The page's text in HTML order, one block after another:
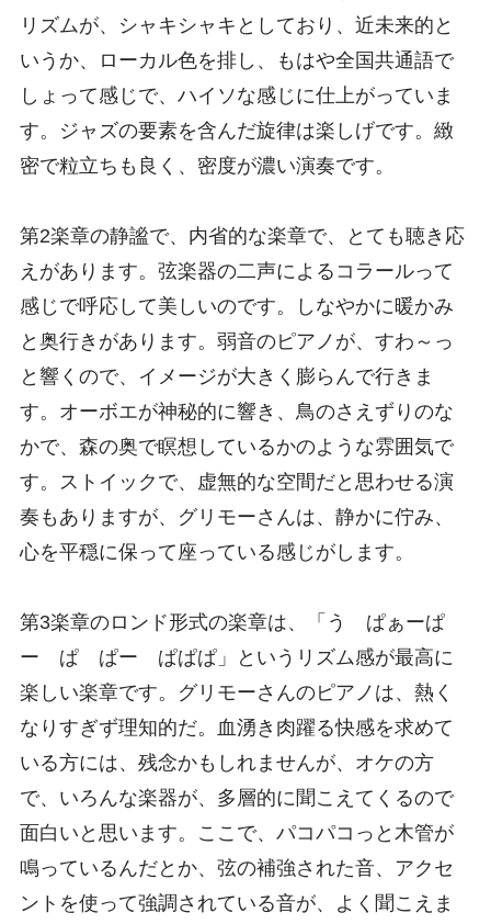
リズムが、シャキシャキとしており、近未来的と
いうか、ローカル色を排し、もはや全国共通語で
しょって感じで、ハイソな感じに仕上がっていま
す。ジャズの要素を含んだ旋律は楽しげです。緻
密で粒立ちも良く、密度が濃い演奏です。
第2楽章の静謐で、内省的な楽章で、とても聴き応
えがあります。弦楽器の二声によるコラールって
感じで呼応して美しいのです。しなやかに暖かみ
と奥行きがあります。弱音のピアノが、すわ～っ
と響くので、イメージが大きく膨らんで行きま
す。オーボエが神秘的に響き、鳥のさえずりのな
かで、森の奥で瞑想しているかのような雰囲気で
す。ストイックで、虚無的な空間だと思わせる演
奏もありますが、グリモーさんは、静かに佇み、
心を平穏に保って座っている感じがします。
第3楽章のロンド形式の楽章は、「う ぱぁーぱ
ー ぱ ぱー ぱぱぱ」というリズム感が最高に
楽しい楽章です。グリモーさんのピアノは、熱く
なりすぎず理知的だ。血湧き肉躍る快感を求めて
いる方には、残念かもしれませんが、オケの方
で、いろんな楽器が、多層的に聞こえてくるので
面白いと思います。ここで、パコパコっと木管が
鳴っているんだとか、弦の補強された音、アクセ
ントを使って強調されている音が、よく聞こえま